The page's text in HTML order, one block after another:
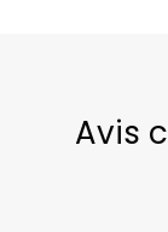
Avis